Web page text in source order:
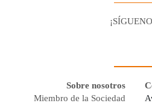
Sobre nosotros
Miembro de la Sociedad